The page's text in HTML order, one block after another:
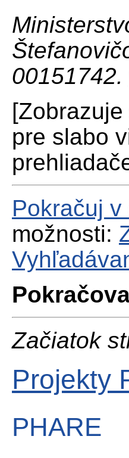
00151742.
pre slabo
Pokračuj
možnosti:
Začiatok
Projekty
PHARE